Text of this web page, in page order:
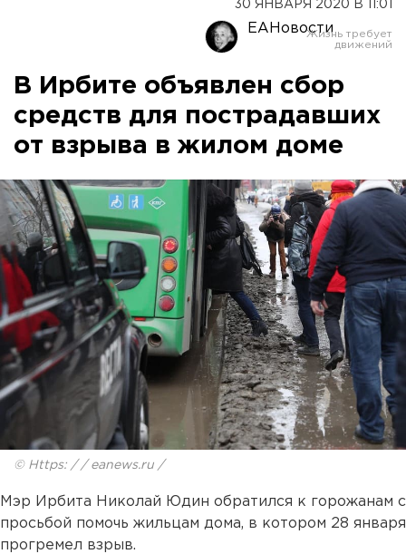
30 ЯНВАРЯ 2020 В 11:01
ЕАНовости
В Ирбите объявлен сбор
средств для пострадавших
от взрыва в жилом доме
© Https: / / eanews.ru /
Мэр Ирбита Николай Юдин обратился к горожанам с
просьбой помочь жильцам дома, в котором 28 января
прогремел взрыв.